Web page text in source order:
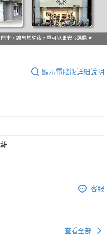
顯示電腦版詳細說明
客服
查看全部